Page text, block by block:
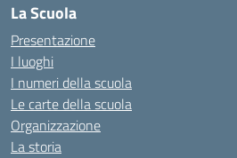
La Scuola
Presentazione
I luoghi
I numeri della scuola
Le carte della scuola
Organizzazione
La storia